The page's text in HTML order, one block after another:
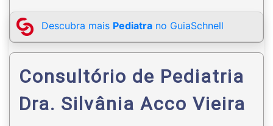
Descubra mais Pediatra no GuiaSchnell
Consultório de Pediatria
Dra. Silvânia Acco Vieira